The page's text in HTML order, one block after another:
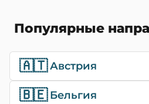
Популярные
🇦🇹Австрия
🇧🇪 Бельгия